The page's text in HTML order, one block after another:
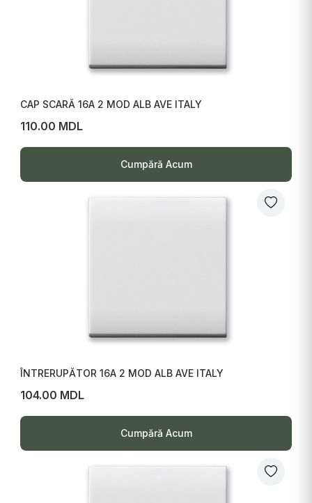
CAP SCARĂ 16A 2 MOD ALB AVE ITALY
110.00 MDL
Cumpără Acum
ÎNTRERUPĂTOR 16A 2 MOD ALB AVE ITALY
104.00 MDL
Cumpără Acum